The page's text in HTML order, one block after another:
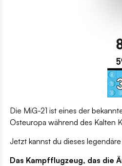
Die MiG-21 ist eines der
Osteuropa während des Kalten
Jetzt kannst du dieses
Das Kampfflugzeug, das die